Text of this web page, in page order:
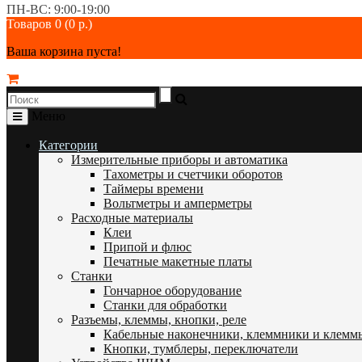
ПН-ВС: 9:00-19:00
Товаров 0 (0 р.)
Ваша корзина пуста!
Категории
Измерительные приборы и автоматика
Тахометры и счетчики оборотов
Таймеры времени
Вольтметры и амперметры
Расходные материалы
Клеи
Припой и флюс
Печатные макетные платы
Станки
Гончарное оборудование
Станки для обработки
Разъемы, клеммы, кнопки, реле
Кабельные наконечники, клеммники и
Кнопки, тумблеры, переключатели